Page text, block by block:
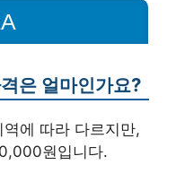
은 얼마인가요?
에 따라 다르지만,
원입니다.